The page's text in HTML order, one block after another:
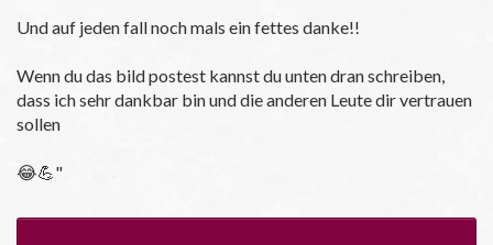
Und auf jeden fall noch mals ein fettes danke!!
Wenn du das bild postest kannst du unten dran schreiben,
dass ich sehr dankbar bin und die anderen Leute dir vertrauen
sollen
😂💪"